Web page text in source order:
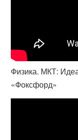
Физика. МКТ:
«Фоксфорд»